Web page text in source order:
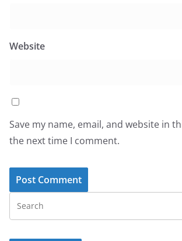
Website
Save my name, email, and website in
the next time I comment.